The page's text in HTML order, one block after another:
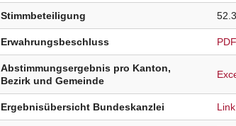
Stimmbeteiligung
Erwahrungsbeschluss PDF
Abstimmungsergebnis pro Kanton,
Bezirk und Gemeinde
Ergebnisübersicht Bundeskanzlei Link